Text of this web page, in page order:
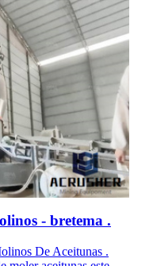
- bretema .
De Aceitunas .